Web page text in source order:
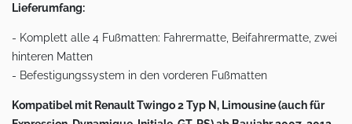
Lieferumfang:
- Komplett alle 4 Fußmatten: Fahrermatte, Beifahrermatte, zwei
hinteren Matten
- Befestigungssystem in den vorderen Fußmatten
Kompatibel mit Renault Twingo 2 Typ N, Limousine (auch für